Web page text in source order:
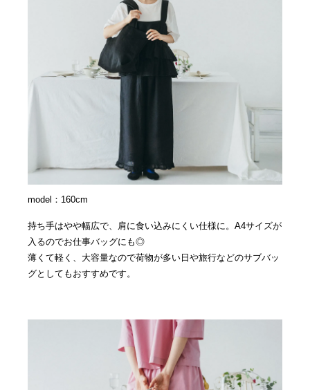
model：160cm
持ち手はやや幅広で、肩に食い込みにくい仕様に。A4サイズが
入るのでお仕事バッグにも◎
薄くて軽く、大容量なので荷物が多い日や旅行などのサブバッ
グとしてもおすすめです。